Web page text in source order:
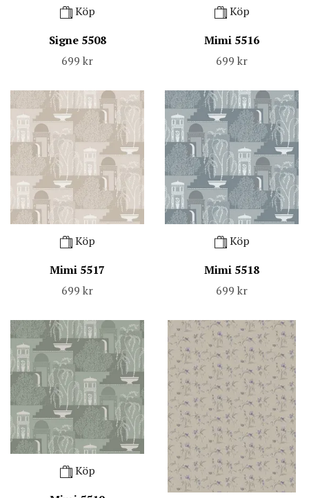
Köp
Signe 5508
699 kr
Köp
Mimi 5516
699 kr
Köp
Mimi 5517
699 kr
Köp
Mimi 5518
699 kr
Köp